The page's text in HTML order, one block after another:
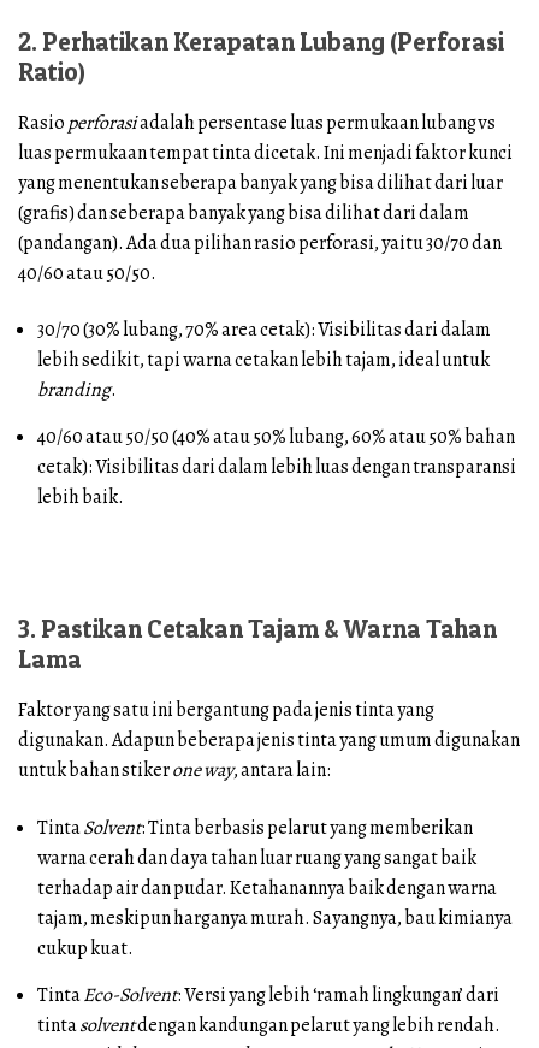
2. Perhatikan Kerapatan Lubang (Perforasi
Ratio)
Rasioperforasiadalah persentase luas permukaan lubang vs
luas permukaan tempat tinta dicetak. Ini menjadi faktor kunci
yang menentukan seberapa banyak yang bisa dilihat dari luar
(grafis) dan seberapa banyak yang bisa dilihat dari dalam
(pandangan). Ada dua pilihan rasio perforasi, yaitu 30/70 dan
40/60 atau 50/50.
30/70 (30% lubang, 70% area cetak): Visibilitas dari dalam
lebih sedikit, tapi warna cetakan lebih tajam, ideal untuk
branding.
40/60 atau 50/50 (40% atau 50% lubang, 60% atau 50% bahan
cetak): Visibilitas dari dalam lebih luas dengan transparansi
lebih baik.
3. Pastikan Cetakan Tajam & Warna Tahan
Lama
Faktor yang satu ini bergantung pada jenis tinta yang
digunakan. Adapun beberapa jenis tinta yang umum digunakan
untuk bahan stikerone way, antara lain:
TintaSolvent: Tinta berbasis pelarut yang memberikan
warna cerah dan daya tahan luar ruang yang sangat baik
terhadap air dan pudar. Ketahanannya baik dengan warna
tajam, meskipun harganya murah. Sayangnya, bau kimianya
cukup kuat.
TintaEco-Solvent: Versi yang lebih ‘ramah lingkungan’ dari
tintasolventdengan kandungan pelarut yang lebih rendah.